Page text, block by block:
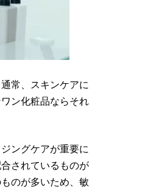
常、スキンケアに
ン化粧品ならそれ
ングケアが重要に
されているものが
のが多いため、敏